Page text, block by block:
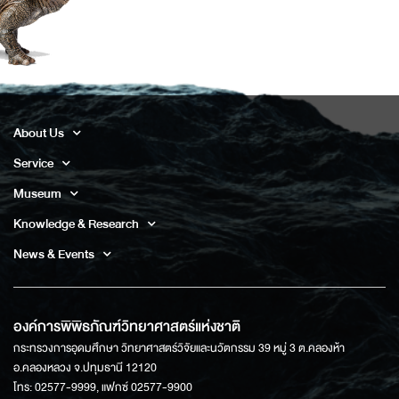
About Us
Service
Museum
Knowledge & Research
News & Events
องค์การพิพิธภัณฑ์วิทยาศาสตร์แห่งชาติ
กระทรวงการอุดมศึกษา วิทยาศาสตร์วิจัยและนวัตกรรม 39 หมู่ 3 ต.คลองห้า
อ.คลองหลวง จ.ปทุมธานี 12120
โทร: 02577-9999, แฟกซ์ 02577-9900